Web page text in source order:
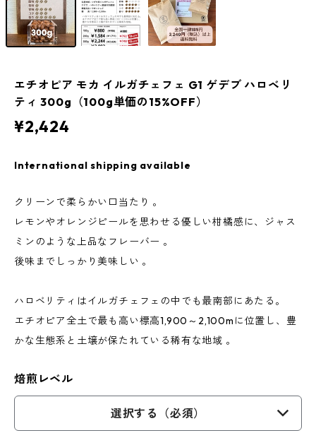
エチオピア モカ イルガチェフェ G1 ゲデブ ハロベリ
ティ 300g（100g単価の15%OFF）
¥2,424
International shipping available
クリーンで柔らかい口当たり 。
レモンやオレンジピールを思わせる優しい柑橘感に、ジャス
ミンのような上品なフレーバー 。
後味までしっかり美味しい 。
ハロベリティはイルガチェフェの中でも最南部にあたる。
エチオピア全土で最も高い標高1,900～2,100mに位置し、豊
かな生態系と土壌が保たれている稀有な地域 。
焙煎レベル
選択する（必須）